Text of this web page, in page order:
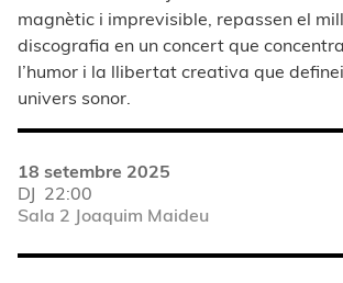
magnètic i imprevisible, repassen el
discografia en un concert que concentra
l’humor i la llibertat creativa que
univers sonor.
18 setembre 2025
DJ 22:00
Sala 2 Joaquim Maideu